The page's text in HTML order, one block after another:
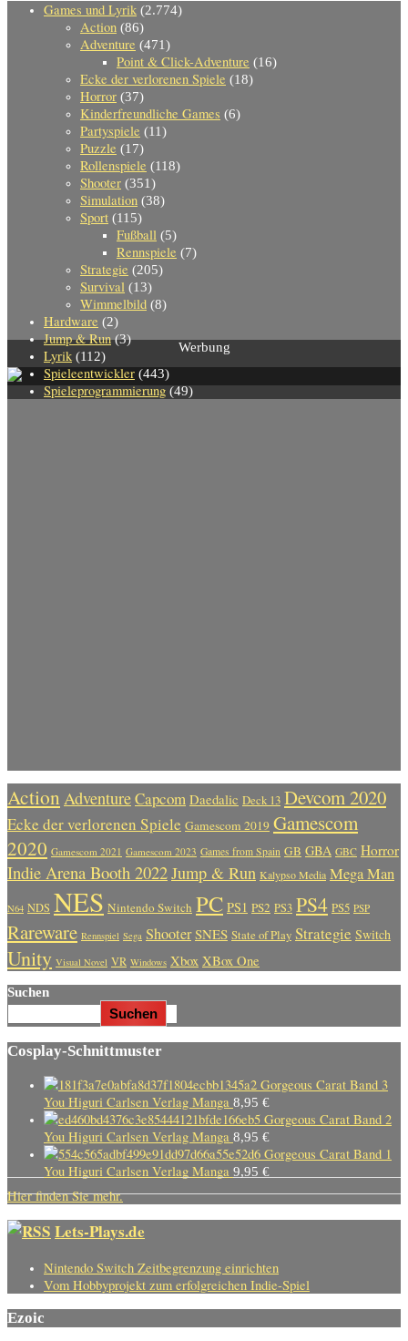
Games und Lyrik (2.774)
Action (86)
Adventure (471)
Point & Click-Adventure (16)
Ecke der verlorenen Spiele (18)
Horror (37)
Kinderfreundliche Games (6)
Partyspiele (11)
Puzzle (17)
Rollenspiele (118)
Shooter (351)
Simulation (38)
Sport (115)
Fußball (5)
Rennspiele (7)
Strategie (205)
Survival (13)
Wimmelbild (8)
Hardware (2)
Jump & Run(3)
Lyrik (112)
Spieleentwickler (443)
Spieleprogrammierung (49)
Werbung
Action AdventureCapcom Daedalic Deck 13 Devcom 2020
Ecke der verlorenen Spiele Gamescom 2019 Gamescom
2020 Gamescom 2021 Gamescom 2023 Games from Spain GB GBA GBC Horror
Indie Arena Booth 2022Jump & Run Kalypso Media Mega Man
N64 NDS NES Nintendo Switch PC PS1 PS2 PS3 PS4 PS5 PSP
Rareware Rennspiel Sega Shooter SNES State of Play Strategie Switch
Unity Visual Novel VR Windows Xbox XBox One
Suchen
Suchen
Cosplay-Schnittmuster
Gorgeous Carat Band 3
You Higuri Carlsen Verlag Manga 8,95 €
Gorgeous Carat Band 2
You Higuri Carlsen Verlag Manga 8,95 €
Gorgeous Carat Band 1
You Higuri Carlsen Verlag Manga 9,95 €
Hier finden Sie mehr.
Lets-Plays.de
Nintendo Switch Zeitbegrenzung einrichten
Vom Hobbyprojekt zum erfolgreichen Indie-Spiel
Ezoic